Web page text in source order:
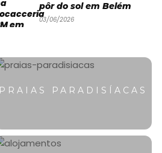
pôr do sol em Belém
03/06/2026
PRAIAS PARADISÍACAS